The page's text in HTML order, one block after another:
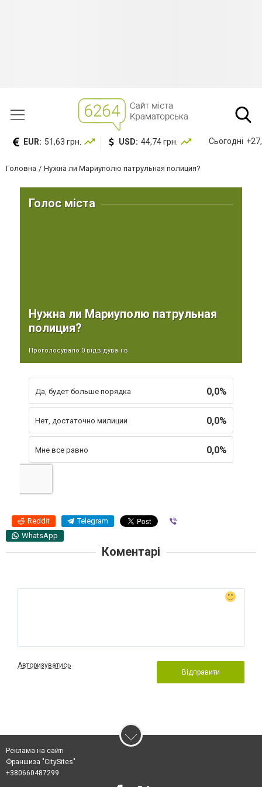
EUR: 51,63 грн. USD: 44,74 грн. Сьогодні
Головна Нужна ли Мариуполю патрульная полиция?
Голос міста
Нужна ли Мариуполю патрульная
полиция?
Проголосувало 0 відвідувачів
0,0%
Да, будет больше порядка
0,0%
Нет, достаточно милиции
0,0%
Мне все равно
Reddit Telegram
WhatsApp
Коментарі
Авторизуватись
Відправити
Реклама на сайті
Франшиза "CitySites"
+380660487299